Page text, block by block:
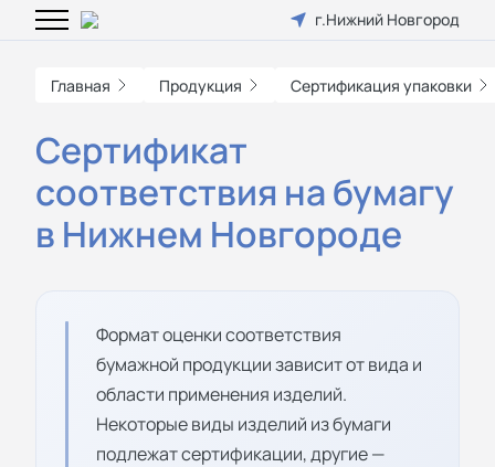
г.Нижний Новгород
Главная Продукция Сертификация упаковки
Сертификат
соответствия на бумагу
в Нижнем Новгороде
Формат оценки соответствия
бумажной продукции зависит от вида и
области применения изделий.
Некоторые виды изделий из бумаги
подлежат сертификации, другие —